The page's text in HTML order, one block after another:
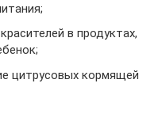
в продуктах,
цитрусовых кормящей